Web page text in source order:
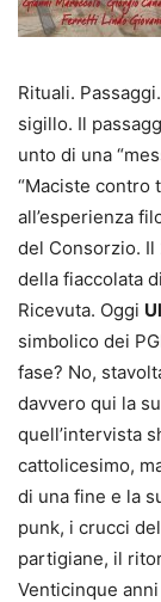
Rituali.
sigillo. Il
unto di una
“Maciste contro
all’esperienza
del Consorzio. Il
della fiaccolata
Ricevuta. Oggi
simbolico dei
fase? No,
davvero qui la
quell’intervista
cattolicesimo,
di una fine e la
punk, i crucci
partigiane, il
Venticinque